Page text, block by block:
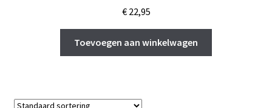
€22,95
Toevoegen aan winkelwagen